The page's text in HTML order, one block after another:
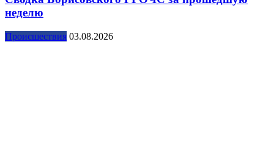
неделю
Происшествия 03.08.2026